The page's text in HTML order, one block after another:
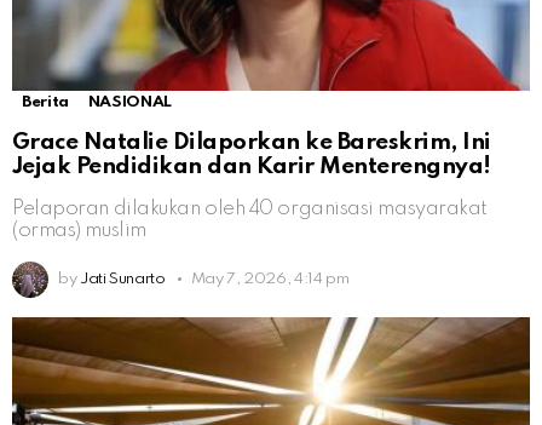
Berita NASIONAL
Grace Natalie Dilaporkan ke Bareskrim, Ini
Jejak Pendidikan dan Karir Menterengnya!
Pelaporan dilakukan oleh 40 organisasi masyarakat
(ormas) muslim
by Jati Sunarto May 7, 2026, 4:14 pm